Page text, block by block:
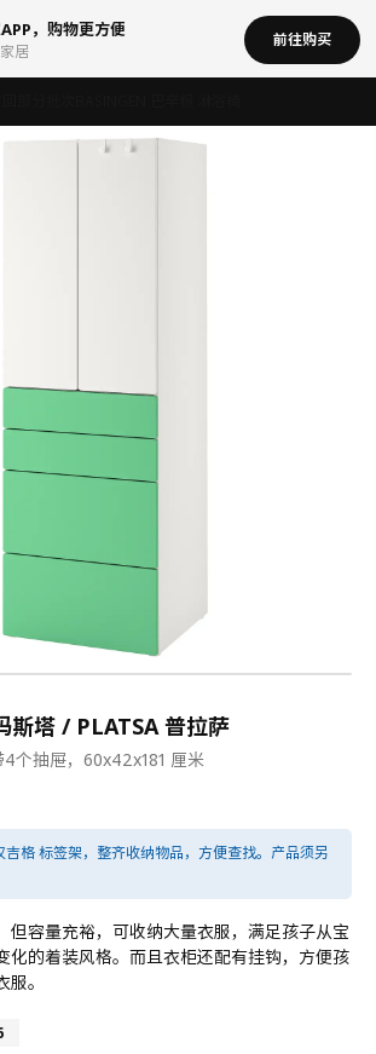
，购物更方便
居
前往购买
斯塔 / PLATSA 普拉萨
个抽屉，60x42x181 厘米
吉格 标签架，整齐收纳物品，方便查找。产品须另
但容量充裕，可收纳大量衣服，满足孩子从宝
化的着装风格。而且衣柜还配有挂钩，方便孩
。